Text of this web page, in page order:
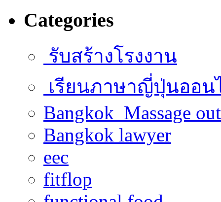
Categories
รับสร้างโรงงาน
เรียนภาษาญี่ปุ่นออน
Bangkok Massage
Bangkok lawyer
eec
fitflop